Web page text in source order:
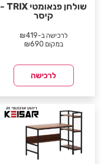
שולחן פנאומטי TRIX -
קיסר
לרכישה ב-₪419
במקום ₪690
לרכישה